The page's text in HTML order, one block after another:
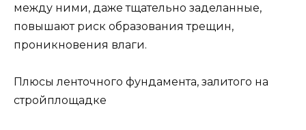
между ними, даже тщательно заделанные,
повышают риск образования трещин,
проникновения влаги.
Плюсы ленточного фундамента, залитого на
стройплощадке